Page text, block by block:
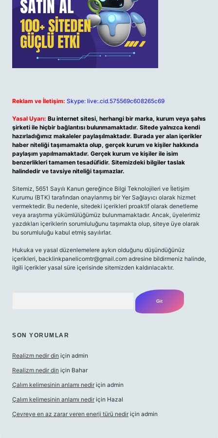
Reklam ve İletişim: Skype: live:.cid.575569c608265c69
Yasal Uyarı: Bu internet sitesi, herhangi bir marka, kurum veya şahıs
şirketi ile hiçbir bağlantısı bulunmamaktadır. Sitede yalnızca kendi
hazırladığımız makaleler paylaşılmaktadır. Burada yer alan içerikler
haber niteliği taşımamakta olup, gerçek kurum ve kişiler hakkında
paylaşım yapılmamaktadır. Gerçek kurum ve kişiler ile isim
benzerlikleri tamamen tesadüfidir. Sitemizdeki bilgiler taslak
halindedir ve tavsiye niteliği taşımazlar.
Sitemiz, 5651 Sayılı Kanun gereğince Bilgi Teknolojileri ve İletişim
Kurumu (BTK) tarafından onaylanmış bir Yer Sağlayıcı olarak hizmet
vermektedir. Bu nedenle, sitedeki içerikleri proaktif olarak denetleme
veya araştırma yükümlülüğümüz bulunmamaktadır. Ancak, üyelerimiz
yazdıkları içeriklerin sorumluluğunu taşımakta olup, siteye üye olarak
bu sorumluluğu kabul etmiş sayılırlar.
Hukuka ve yasal düzenlemelere aykırı olduğunu düşündüğünüz
içerikleri, backlinkpanelicomtr@gmail.com adresine bildirmeniz halinde,
ilgili içerikler yasal süre içerisinde sitemizden kaldırılacaktır.
SON YORUMLAR
Realizm nedir din için admin
Realizm nedir din için Bahar
Çalım kelimesinin anlamı nedir için admin
Çalım kelimesinin anlamı nedir için Hazal
Çevreye en az zarar veren enerji türü nedir için admin